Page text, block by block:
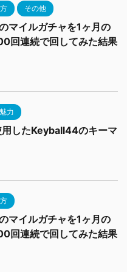
その他
マイルガチャを1ヶ月の
回連続で回してみた結果
力
用したKeyball44のキーマ
マイルガチャを1ヶ月の
回連続で回してみた結果